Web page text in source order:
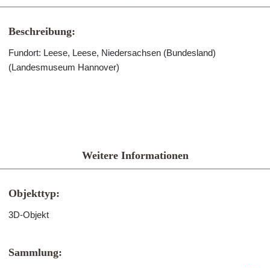
Beschreibung:
Fundort: Leese, Leese, Niedersachsen (Bundesland)
(Landesmuseum Hannover)
Weitere Informationen
Objekttyp:
3D-Objekt
Sammlung: